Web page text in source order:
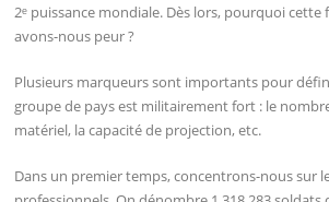
2ᵉ puissance mondiale. Dès lors, pourquoi cette
avons-nous peur ?
Plusieurs marqueurs sont importants pour
groupe de pays est militairement fort : le
matériel, la capacité de projection, etc.
Dans un premier temps, concentrons-nous sur